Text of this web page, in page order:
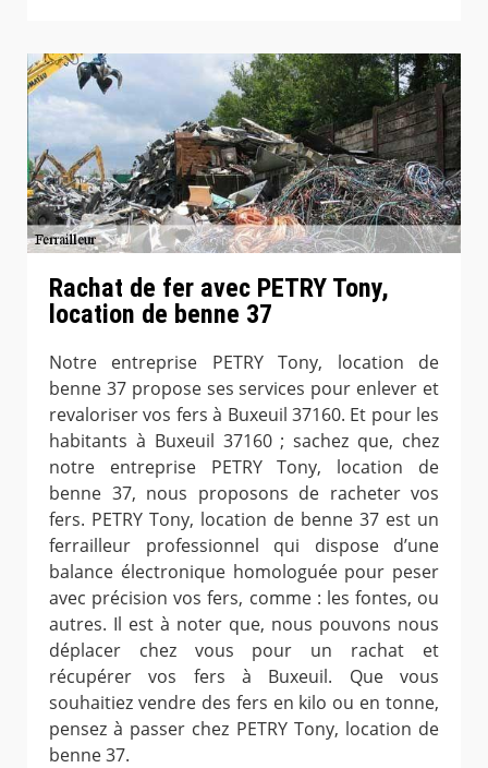
Rachat de fer avec PETRY Tony,
location de benne 37
Notre entreprise PETRY Tony, location de
benne 37 propose ses services pour enlever et
revaloriser vos fers à Buxeuil 37160. Et pour les
habitants à Buxeuil 37160 ; sachez que, chez
notre entreprise PETRY Tony, location de
benne 37, nous proposons de racheter vos
fers. PETRY Tony, location de benne 37 est un
ferrailleur professionnel qui dispose d’une
balance électronique homologuée pour peser
avec précision vos fers, comme : les fontes, ou
autres. Il est à noter que, nous pouvons nous
déplacer chez vous pour un rachat et
récupérer vos fers à Buxeuil. Que vous
souhaitiez vendre des fers en kilo ou en tonne,
pensez à passer chez PETRY Tony, location de
benne 37.